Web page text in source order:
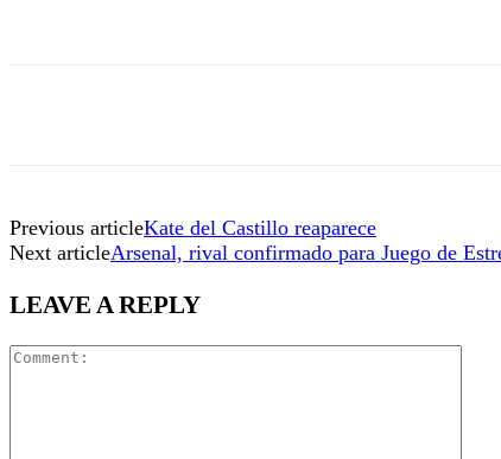
Previous articleKate del Castillo reaparece
Next articleArsenal, rival confirmado para Juego de
LEAVE A REPLY